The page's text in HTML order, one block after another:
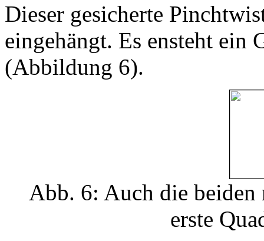
Dieser gesicherte
eingehängt. Es ensteht ein
(Abbildung 6).
Abb. 6: Auch die beiden
erste